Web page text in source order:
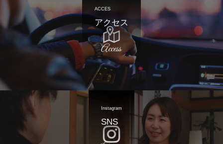
ACCES
アクセス
Instagram
SNS